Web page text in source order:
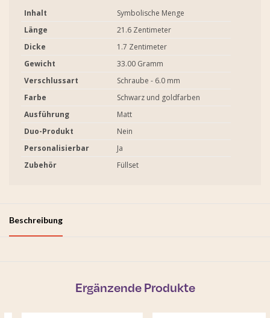
Inhalt
Symbolische Menge
Länge
21.6 Zentimeter
Dicke
1.7 Zentimeter
Gewicht
33.00 Gramm
Verschlussart
Schraube - 6.0 mm
Farbe
Schwarz und goldfarben
Ausführung
Matt
Duo-Produkt
Nein
Personalisierbar
Ja
Zubehör
Füllset
Beschreibung
Ergänzende Produkte